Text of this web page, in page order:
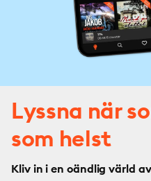
Lyssna när
som helst
Kliv in i en oändlig värld